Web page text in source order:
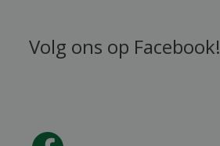
Volg ons op Facebook!